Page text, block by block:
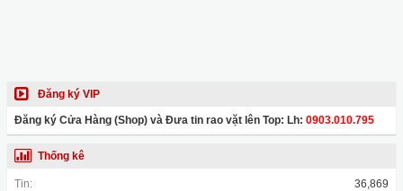
Đăng ký VIP
Đăng ký Cửa Hàng (Shop) và Đưa tin rao vặt lên Top: Lh: 0903.010.795
Thống kê
Tin:
36,869